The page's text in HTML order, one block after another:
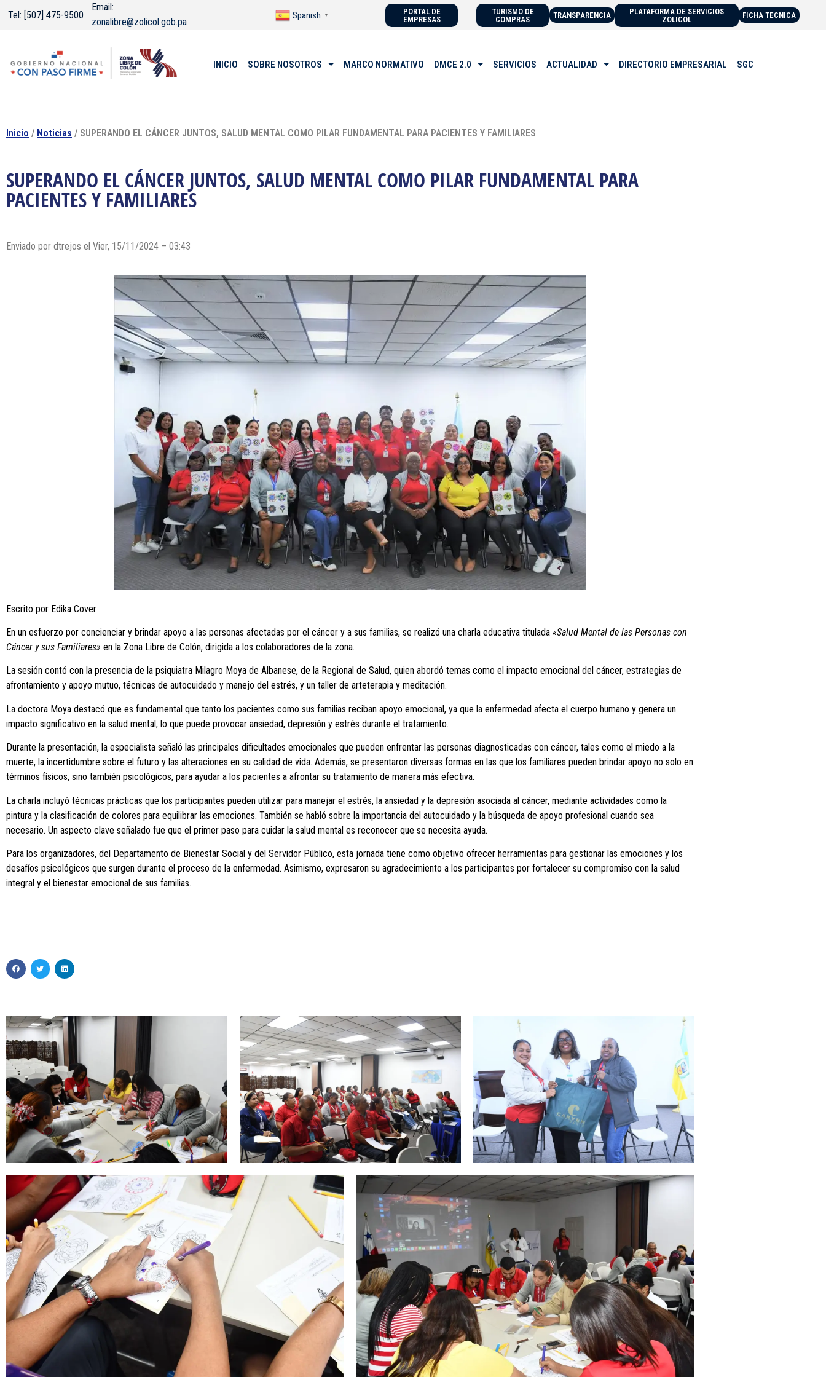
Tel: [507] 475-9500
Email:
zonalibre@zolicol.gob.pa
Spanish ▼
PORTAL DE
EMPRESAS
TURISMO DE
COMPRAS
TRANSPARENCIA
PLATAFORMA DE SERVICIOS
ZOLICOL
FICHA TECNICA
INICIO SOBRE NOSOTROS MARCO NORMATIVO DMCE 2.0 SERVICIOS ACTUALIDAD DIRECTORIO EMPRESARIAL SGC
Inicio / Noticias / SUPERANDO EL CÁNCER JUNTOS, SALUD MENTAL COMO PILAR FUNDAMENTAL PARA PACIENTES Y FAMILIARES
SUPERANDO EL CÁNCER JUNTOS, SALUD MENTAL COMO PILAR FUNDAMENTAL PARA
PACIENTES Y FAMILIARES
Enviado por dtrejos el Vier, 15/11/2024 – 03:43
Escrito por Edika Cover
En un esfuerzo por concienciar y brindar apoyo a las personas afectadas por el cáncer y a sus familias, se realizó una charla educativa titulada «Salud Mental de las Personas con
Cáncer y sus Familiares» en la Zona Libre de Colón, dirigida a los colaboradores de la zona.
La sesión contó con la presencia de la psiquiatra Milagro Moya de Albanese, de la Regional de Salud, quien abordó temas como el impacto emocional del cáncer, estrategias de
afrontamiento y apoyo mutuo, técnicas de autocuidado y manejo del estrés, y un taller de arteterapia y meditación.
La doctora Moya destacó que es fundamental que tanto los pacientes como sus familias reciban apoyo emocional, ya que la enfermedad afecta el cuerpo humano y genera un
impacto significativo en la salud mental, lo que puede provocar ansiedad, depresión y estrés durante el tratamiento.
Durante la presentación, la especialista señaló las principales dificultades emocionales que pueden enfrentar las personas diagnosticadas con cáncer, tales como el miedo a la
muerte, la incertidumbre sobre el futuro y las alteraciones en su calidad de vida. Además, se presentaron diversas formas en las que los familiares pueden brindar apoyo no solo en
términos físicos, sino también psicológicos, para ayudar a los pacientes a afrontar su tratamiento de manera más efectiva.
La charla incluyó técnicas prácticas que los participantes pueden utilizar para manejar el estrés, la ansiedad y la depresión asociada al cáncer, mediante actividades como la
pintura y la clasificación de colores para equilibrar las emociones. También se habló sobre la importancia del autocuidado y la búsqueda de apoyo profesional cuando sea
necesario. Un aspecto clave señalado fue que el primer paso para cuidar la salud mental es reconocer que se necesita ayuda.
Para los organizadores, del Departamento de Bienestar Social y del Servidor Público, esta jornada tiene como objetivo ofrecer herramientas para gestionar las emociones y los
desafíos psicológicos que surgen durante el proceso de la enfermedad. Asimismo, expresaron su agradecimiento a los participantes por fortalecer su compromiso con la salud
integral y el bienestar emocional de sus familias.